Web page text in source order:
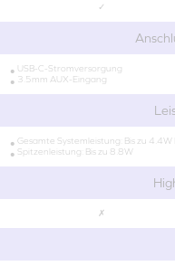
✓
USB-C-Stromversorgung
3.5mm AUX-Eingang
Gesamte Systemleistung: Bis zu 4.4W
Spitzenleistung: Bis zu 8.8W
✗